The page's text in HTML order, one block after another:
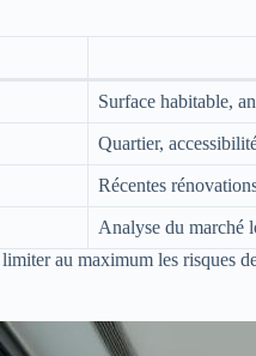
Surface habitable,
Quartier,
Récentes
Analyse du marché
au maximum les risques